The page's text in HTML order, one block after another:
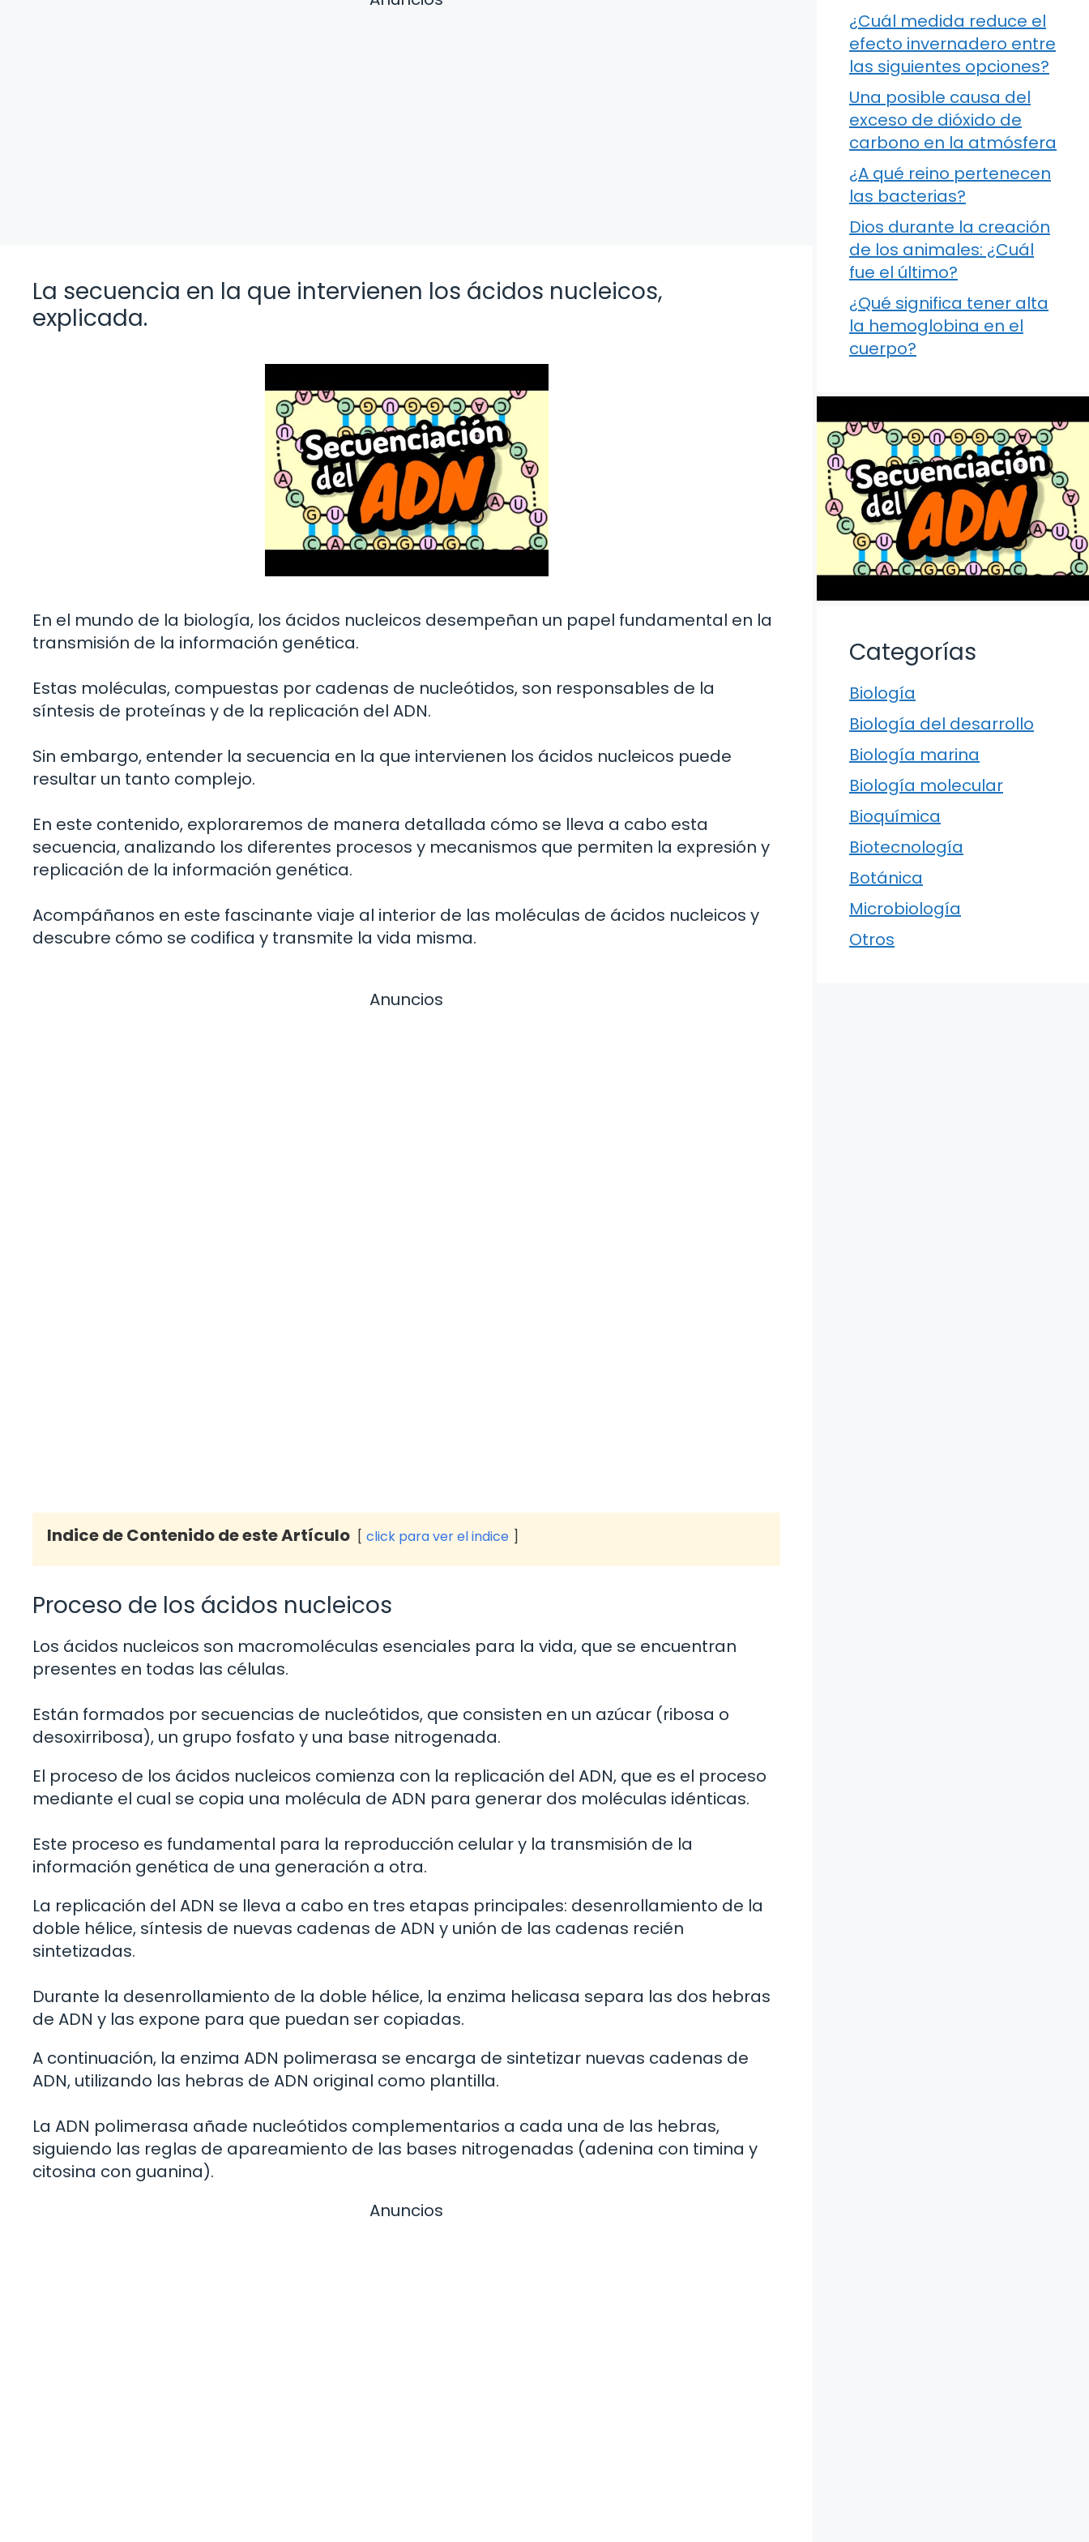
La secuencia en la que intervienen los ácidos nucleicos,
explicada.
En el mundo de la biología, los ácidos nucleicos desempeñan un papel fundamental en la
transmisión de la información genética.
Estas moléculas, compuestas por cadenas de nucleótidos, son responsables de la
síntesis de proteínas y de la replicación del ADN.
Sin embargo, entender la secuencia en la que intervienen los ácidos nucleicos puede
resultar un tanto complejo.
En este contenido, exploraremos de manera detallada cómo se lleva a cabo esta
secuencia, analizando los diferentes procesos y mecanismos que permiten la expresión y
replicación de la información genética.
Acompáñanos en este fascinante viaje al interior de las moléculas de ácidos nucleicos y
descubre cómo se codifica y transmite la vida misma.
Anuncios
Indice de Contenido de este Artículo click para ver el indice
Proceso de los ácidos nucleicos
Los ácidos nucleicos son macromoléculas esenciales para la vida, que se encuentran
presentes en todas las células.
Están formados por secuencias de nucleótidos, que consisten en un azúcar (ribosa o
desoxirribosa), un grupo fosfato y una base nitrogenada.
El proceso de los ácidos nucleicos comienza con la replicación del ADN, que es el proceso
mediante el cual se copia una molécula de ADN para generar dos moléculas idénticas.
Este proceso es fundamental para la reproducción celular y la transmisión de la
información genética de una generación a otra.
La replicación del ADN se lleva a cabo en tres etapas principales: desenrollamiento de la
doble hélice, síntesis de nuevas cadenas de ADN y unión de las cadenas recién
sintetizadas.
Durante la desenrollamiento de la doble hélice, la enzima helicasa separa las dos hebras
de ADN y las expone para que puedan ser copiadas.
A continuación, la enzima ADN polimerasa se encarga de sintetizar nuevas cadenas de
ADN, utilizando las hebras de ADN original como plantilla.
La ADN polimerasa añade nucleótidos complementarios a cada una de las hebras,
siguiendo las reglas de apareamiento de las bases nitrogenadas (adenina con timina y
citosina con guanina).
Anuncios
¿Cuál medida reduce el
efecto invernadero entre
las siguientes opciones?
Una posible causa del
exceso de dióxido de
carbono en la atmósfera
¿A qué reino pertenecen
las bacterias?
Dios durante la creación
de los animales: ¿Cuál
fue el último?
¿Qué significa tener alta
la hemoglobina en el
cuerpo?
Categorías
Biología
Biología del desarrollo
Biología marina
Biología molecular
Bioquímica
Biotecnología
Botánica
Microbiología
Otros